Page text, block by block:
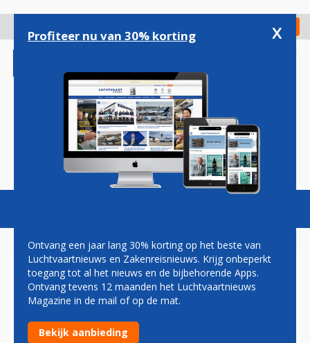
gaan
Check in
Magazine Podcasts Vacatures
EMIRATES BOUWT MEGA-
HANGAAR: GOED VOOR 28
WIDEBODY-TOESTELLEN
Profiteer nu van 30% korting x
Ontvang een jaar lang 30% korting op het beste van
Luchtvaartnieuws en Zakenreisnieuws. Krijg onbeperkt
toegang tot al het nieuws en de bijbehorende Apps.
Ontvang tevens 12 maanden het Luchtvaartnieuws
Magazine in de mail of op de mat.
Bekijk aanbieding